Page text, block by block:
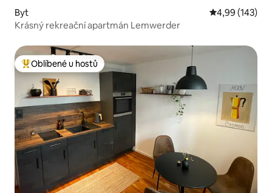
Byt Průměrné
4,99 (143)
Krásný rekreační apartmán Lemwerder
Nejlepší v kategorii Oblíbené u hostů
Oblíbené u hostů